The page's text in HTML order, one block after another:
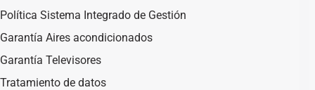
Política Sistema Integrado de Gestión
Garantía Aires acondicionados
Garantía Televisores
Tratamiento de datos